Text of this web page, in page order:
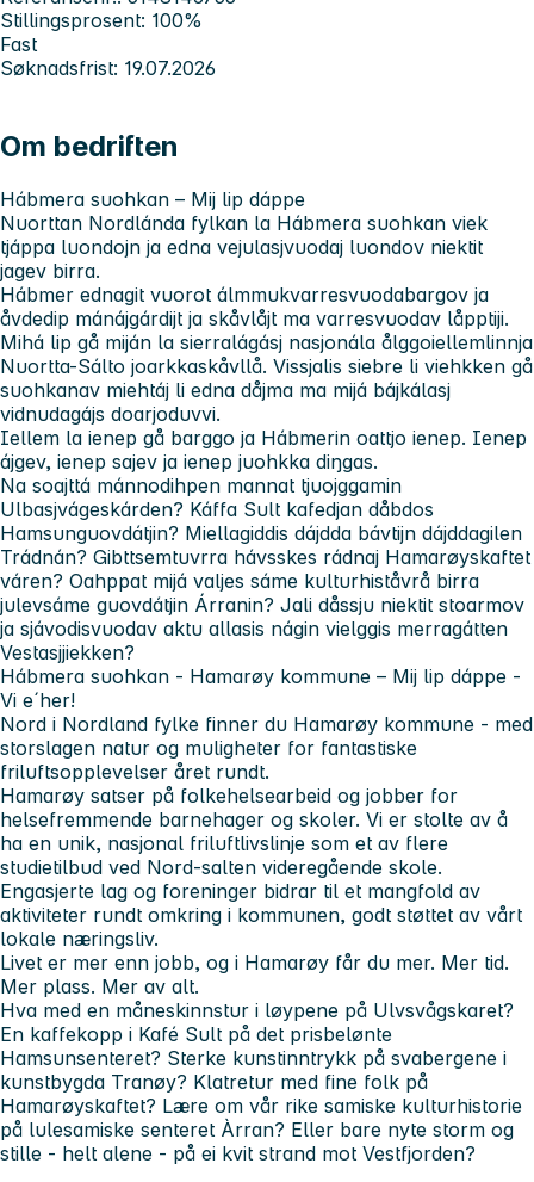
Stillingsprosent: 100%
Fast
Søknadsfrist: 19.07.2026
Om bedriften
Hábmera suohkan – Mij lip dáppe
Nuorttan Nordlánda fylkan la Hábmera suohkan viek
tjáppa luondojn ja edna vejulasjvuodaj luondov niektit
jagev birra.
Hábmer ednagit vuorot álmmukvarresvuodabargov ja
åvdedip mánájgárdijt ja skåvlåjt ma varresvuodav låpptiji.
Mihá lip gå miján la sierralágásj nasjonála ålggoiellemlinnja
Nuortta-Sálto joarkkaskåvllå. Vissjalis siebre li viehkken gå
suohkanav miehtáj li edna dåjma ma mijá bájkálasj
vidnudagájs doarjoduvvi.
Iellem la ienep gå barggo ja Hábmerin oattjo ienep. Ienep
ájgev, ienep sajev ja ienep juohkka diŋgas.
Na soajttá mánnodihpen mannat tjuojggamin
Ulbasjvágeskárden? Káffa Sult kafedjan dåbdos
Hamsunguovdátjin? Miellagiddis dájdda bávtijn dájddagilen
Trádnán? Gibttsemtuvrra hávsskes rádnaj Hamarøyskaftet
váren? Oahppat mijá valjes sáme kulturhiståvrå birra
julevsáme guovdátjin Árranin? Jali dåssju niektit stoarmov
ja sjávodisvuodav aktu allasis nágin vielggis merragátten
Vestasjjiekken?
Hábmera suohkan - Hamarøy kommune – Mij lip dáppe -
Vi e´her!
Nord i Nordland fylke finner du Hamarøy kommune - med
storslagen natur og muligheter for fantastiske
friluftsopplevelser året rundt.
Hamarøy satser på folkehelsearbeid og jobber for
helsefremmende barnehager og skoler. Vi er stolte av å
ha en unik, nasjonal friluftlivslinje som et av flere
studietilbud ved Nord-salten videregående skole.
Engasjerte lag og foreninger bidrar til et mangfold av
aktiviteter rundt omkring i kommunen, godt støttet av vårt
lokale næringsliv.
Livet er mer enn jobb, og i Hamarøy får du mer. Mer tid.
Mer plass. Mer av alt.
Hva med en måneskinnstur i løypene på Ulvsvågskaret?
En kaffekopp i Kafé Sult på det prisbelønte
Hamsunsenteret? Sterke kunstinntrykk på svabergene i
kunstbygda Tranøy? Klatretur med fine folk på
Hamarøyskaftet? Lære om vår rike samiske kulturhistorie
på lulesamiske senteret Àrran? Eller bare nyte storm og
stille - helt alene - på ei kvit strand mot Vestfjorden?